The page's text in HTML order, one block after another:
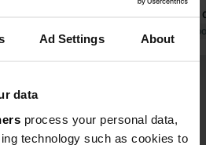
Ad Settings About
data
process your personal data,
technology such as cookies to
avec
restaurant
Traduit par
tu déjà venu ici ?